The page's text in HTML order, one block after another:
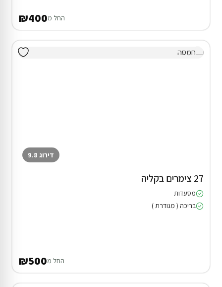
החל מ₪400
דירוג 9.8
27 צימרים בקליה
מסעדות
בריכה ( מגודרת )
החל מ₪500